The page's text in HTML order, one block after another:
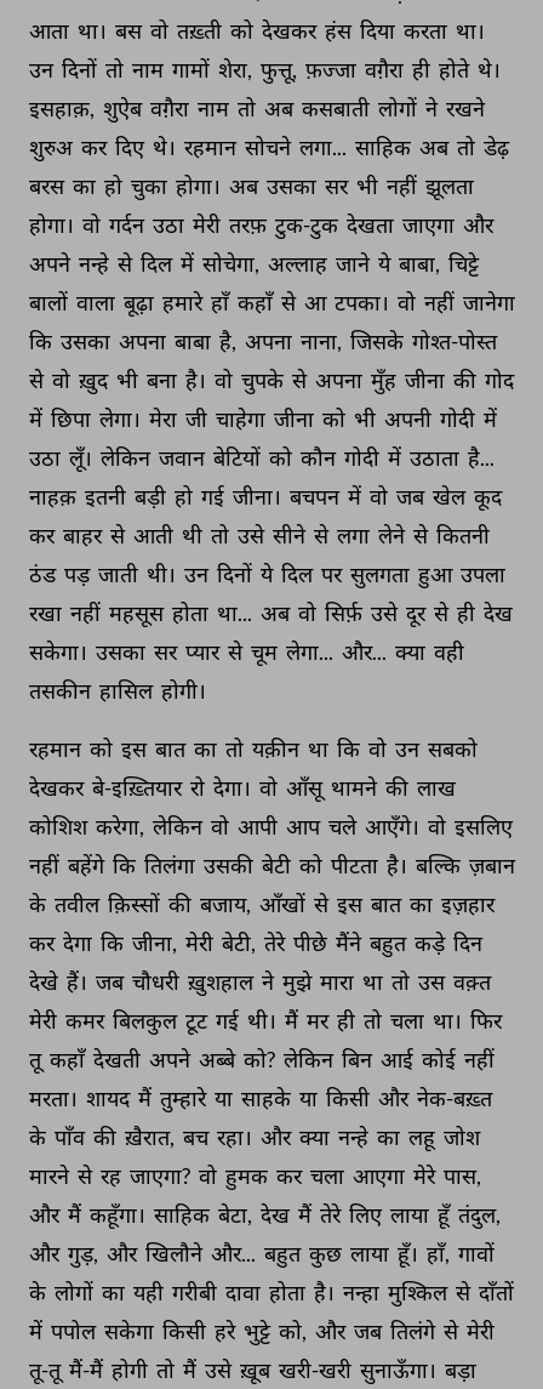
आता था। बस वो तख़्ती को देखकर हंस दिया करता था।
उन दिनों तो नाम गामों शेरा, फुत्तू, फ़ज्जा वग़ैरा ही होते थे।
इसहाक़, शुऐब वग़ैरा नाम तो अब कसबाती लोगों ने रखने
शुरुअ कर दिए थे। रहमान सोचने लगा... साहिक अब तो डेढ़
बरस का हो चुका होगा। अब उसका सर भी नहीं झूलता
होगा। वो गर्दन उठा मेरी तरफ़ टुक-टुक देखता जाएगा और
अपने नन्हे से दिल में सोचेगा, अल्लाह जाने ये बाबा, चिट्टे
बालों वाला बूढ़ा हमारे हाँ कहाँ से आ टपका। वो नहीं जानेगा
कि उसका अपना बाबा है, अपना नाना, जिसके गोश्त-पोस्त
से वो ख़ुद भी बना है। वो चुपके से अपना मुँह जीना की गोद
में छिपा लेगा। मेरा जी चाहेगा जीना को भी अपनी गोदी में
उठा लूँ। लेकिन जवान बेटियों को कौन गोदी में उठाता है...
नाहक़ इतनी बड़ी हो गई जीना। बचपन में वो जब खेल कूद
कर बाहर से आती थी तो उसे सीने से लगा लेने से कितनी
ठंड पड़ जाती थी। उन दिनों ये दिल पर सुलगता हुआ उपला
रखा नहीं महसूस होता था... अब वो सिर्फ़ उसे दूर से ही देख
सकेगा। उसका सर प्यार से चूम लेगा... और... क्या वही
तसकीन हासिल होगी।
रहमान को इस बात का तो यक़ीन था कि वो उन सबको
देखकर बे-इख़्तियार रो देगा। वो आँसू थामने की लाख
कोशिश करेगा, लेकिन वो आपी आप चले आएँगे। वो इसलिए
नहीं बहेंगे कि तिलंगा उसकी बेटी को पीटता है। बल्कि ज़बान
के तवील क़िस्सों की बजाय, आँखों से इस बात का इज़हार
कर देगा कि जीना, मेरी बेटी, तेरे पीछे मैंने बहुत कड़े दिन
देखे हैं। जब चौधरी ख़ुशहाल ने मुझे मारा था तो उस वक़्त
मेरी कमर बिलकुल टूट गई थी। मैं मर ही तो चला था। फिर
तू कहाँ देखती अपने अब्बे को? लेकिन बिन आई कोई नहीं
मरता। शायद मैं तुम्हारे या साहके या किसी और नेक-बख़्त
के पाँव की ख़ैरात, बच रहा। और क्या नन्हे का लहू जोश
मारने से रह जाएगा? वो हुमक कर चला आएगा मेरे पास,
और मैं कहूँगा। साहिक बेटा, देख मैं तेरे लिए लाया हूँ तंदुल,
और गुड़, और खिलौने और... बहुत कुछ लाया हूँ। हाँ, गावों
के लोगों का यही गरीबी दावा होता है। नन्हा मुश्किल से दाँतों
में पपोल सकेगा किसी हरे भुट्टे को, और जब तिलंगे से मेरी
तू-तू मैं-मैं होगी तो मैं उसे ख़ूब खरी-खरी सुनाऊँगा। बड़ा